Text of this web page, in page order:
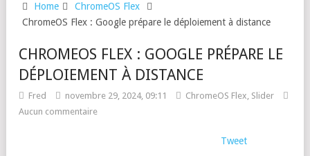
Home
ChromeOS Flex
ChromeOS Flex : Google prépare le déploiement à distance
CHROMEOS FLEX : GOOGLE PRÉPARE LE
DÉPLOIEMENT À DISTANCE
Fred novembre 29, 2024, 09:11 ChromeOS Flex, Slider
Aucun commentaire
Tweet